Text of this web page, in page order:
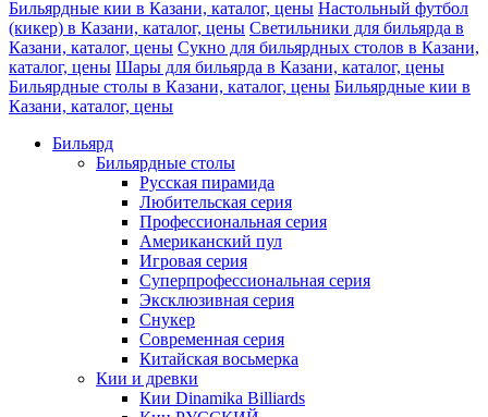
Бильярдные кии в Казани, каталог, цены Настольный футбол
(кикер) в Казани, каталог, цены Светильники для бильярда в
Казани, каталог, цены Сукно для бильярдных столов в Казани,
каталог, цены Шары для бильярда в Казани, каталог, цены
Бильярдные столы в Казани, каталог, цены Бильярдные кии в
Казани, каталог, цены
Бильярд
Бильярдные столы
Русская пирамида
Любительская серия
Профессиональная серия
Американский пул
Игровая серия
Суперпрофессиональная серия
Эксклюзивная серия
Снукер
Современная серия
Китайская восьмерка
Кии и древки
Кии Dinamika Billiards